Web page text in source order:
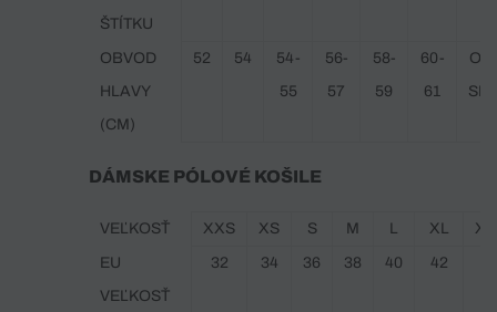
ŠTÍTKU
OBVOD
HLAVY
(CM)
52 54
54-
55
56-
57
58-
59
60-
61
DÁMSKE PÓLOVÉ KOŠILE
VEĽKOSŤ XXS XS S M L XL
EU
VEĽKOSŤ
32 34 36 38 40 42